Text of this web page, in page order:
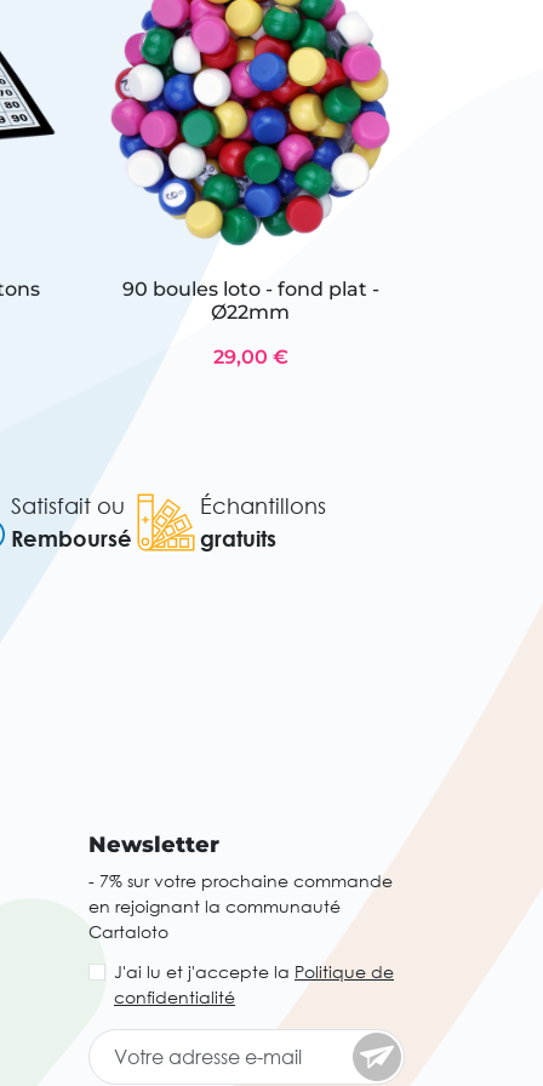
90 boules loto - fond plat -
Ø22mm
29,00 €
Satisfait ou
Remboursé
Échantillons
gratuits
Newsletter
- 7% sur votre prochaine commande
en rejoignant la communauté
Cartaloto
J'ai lu et j'accepte la Politique de
confidentialité